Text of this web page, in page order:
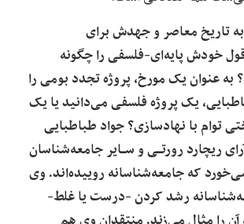
تاریخ‌ معاصر‌ و جهدش برای
خودش پایه‌ای-فلسفی را چگونه
به عنوان یک مورخ، پروژه تجدد بومی را
یک پروژه فلسفی می‌دانید یا یک‌
توام با نهادسازی؟ جواد طباطبایی
ریچارد رورتـی و سـایر جامعه‌شناسان
که جامعه‌شناسانه روییده‌اند. وی
رشد کردن -درست یا غلط-